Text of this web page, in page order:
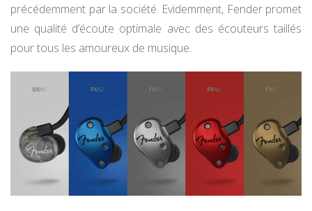
précédemment par la société. Evidemment, Fender promet
une qualité d’écoute optimale avec des écouteurs taillés
pour tous les amoureux de musique.